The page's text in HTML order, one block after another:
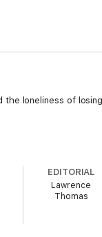
loneliness of
EDITORIAL
Lawrence
Thomas